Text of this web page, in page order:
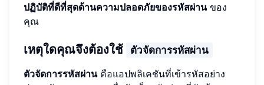
ปฏิบัติที่ดีที่สุดด้านความปลอดภัยของรหัสผ่านของ
คุณ
เหตุใดคุณจึงต้องใช้
ตัวจัดการรหัสผ่าน
ตัวจัดการรหัสผ่านคือแอปพลิเคชันที่เข้ารหัสอย่าง